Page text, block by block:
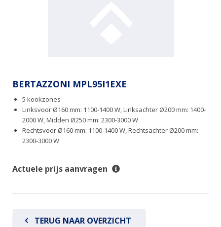
BERTAZZONI MPL95I1EXE
5 kookzones
Linksvoor Ø160 mm: 1100-1400 W, Linksachter Ø200 mm: 1400-
2000 W, Midden Ø250 mm: 2300-3000 W
Rechtsvoor Ø160 mm: 1100-1400 W, Rechtsachter Ø200 mm:
2300-3000 W
Actuele prijs aanvragen
TERUG NAAR OVERZICHT